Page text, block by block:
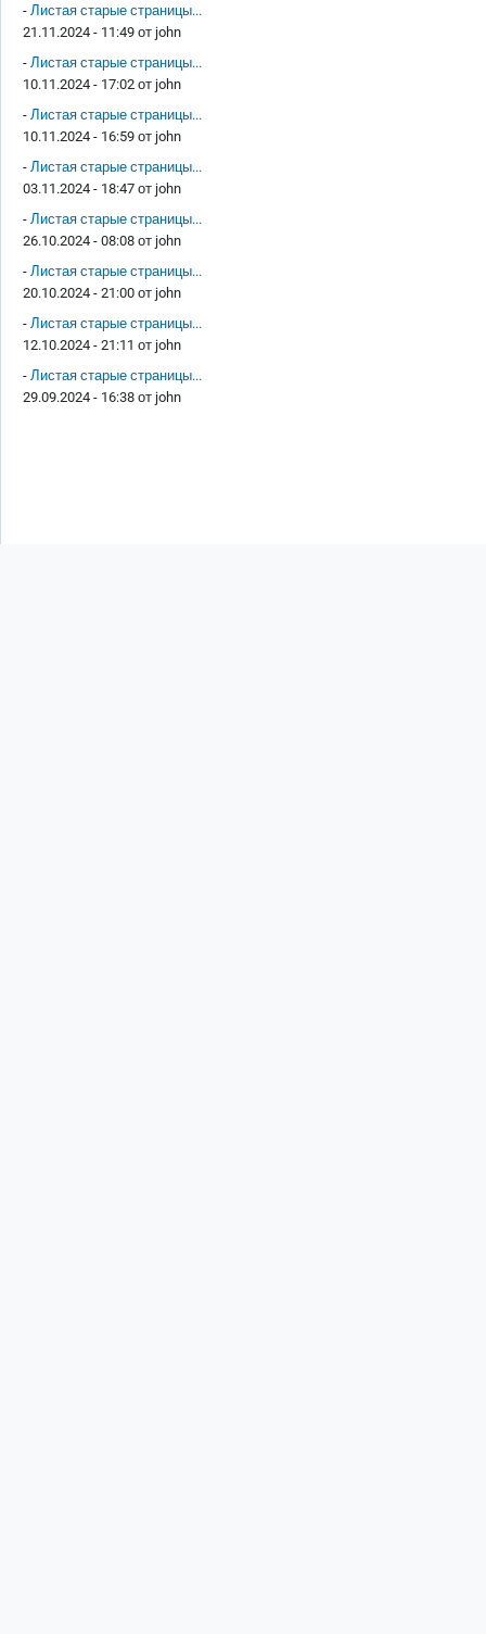
- Листая старые страницы...
21.11.2024 - 11:49 от john
- Листая старые страницы...
10.11.2024 - 17:02 от john
- Листая старые страницы...
10.11.2024 - 16:59 от john
- Листая старые страницы...
03.11.2024 - 18:47 от john
- Листая старые страницы...
26.10.2024 - 08:08 от john
- Листая старые страницы...
20.10.2024 - 21:00 от john
- Листая старые страницы...
12.10.2024 - 21:11 от john
- Листая старые страницы...
29.09.2024 - 16:38 от john